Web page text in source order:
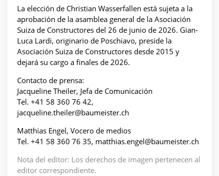
La elección de Christian Wasserfallen está sujeta a la
aprobación de la asamblea general de la Asociación
Suiza de Constructores del 26 de junio de 2026. Gian-
Luca Lardi, originario de Poschiavo, preside la
Asociación Suiza de Constructores desde 2015 y
dejará su cargo a finales de 2026.
Contacto de prensa:
Jacqueline Theiler, Jefa de Comunicación
Tel. +41 58 360 76 42,
jacqueline.theiler@baumeister.ch
Matthias Engel, Vocero de medios
Tel. +41 58 360 76 35, matthias.engel@baumeister.ch
Nota del editor: Los derechos de imagen pertenecen al
editor correspondiente.